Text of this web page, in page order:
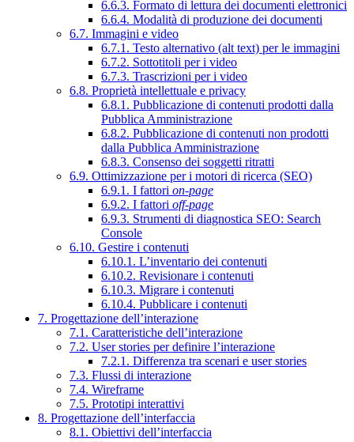
6.6.3. Formato di lettura dei documenti elettronici
6.6.4. Modalità di produzione dei documenti
6.7. Immagini e video
6.7.1. Testo alternativo (alt text) per le immagini
6.7.2. Sottotitoli per i video
6.7.3. Trascrizioni per i video
6.8. Proprietà intellettuale e privacy
6.8.1. Pubblicazione di contenuti prodotti dalla
Pubblica Amministrazione
6.8.2. Pubblicazione di contenuti non prodotti
dalla Pubblica Amministrazione
6.8.3. Consenso dei soggetti ritratti
6.9. Ottimizzazione per i motori di ricerca (SEO)
6.9.1. I fattori on-page
6.9.2. I fattori off-page
6.9.3. Strumenti di diagnostica SEO: Search
Console
6.10. Gestire i contenuti
6.10.1. L’inventario dei contenuti
6.10.2. Revisionare i contenuti
6.10.3. Migrare i contenuti
6.10.4. Pubblicare i contenuti
7. Progettazione dell’interazione
7.1. Caratteristiche dell’interazione
7.2. User stories per definire l’interazione
7.2.1. Differenza tra scenari e user stories
7.3. Flussi di interazione
7.4. Wireframe
7.5. Prototipi interattivi
8. Progettazione dell’interfaccia
8.1. Obiettivi dell’interfaccia